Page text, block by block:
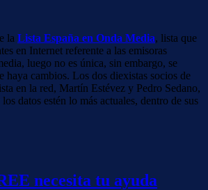
la Lista España en Onda Media, lista que
en Internet referente a las emisoras
luego no es única, sin embargo, se
haya cambios. Los dos diexistas socios de
en la red, Martín Estévez y Pedro Sedano,
datos estén lo más actuales, dentro de sus
necesita tu ayuda